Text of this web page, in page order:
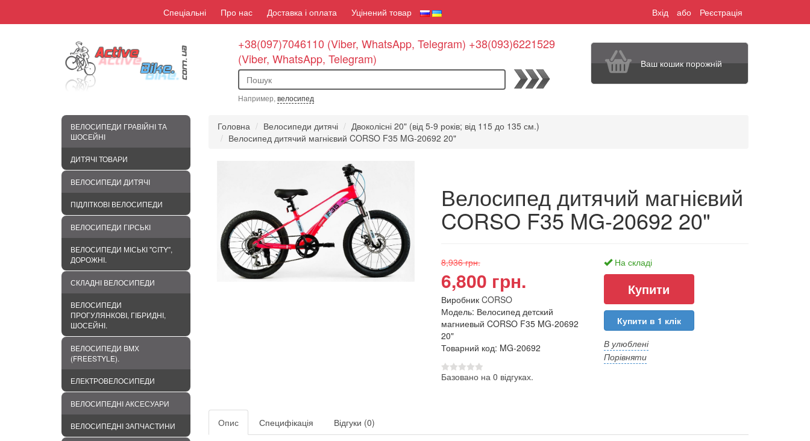
Спеціальні Про нас Доставка і оплата Уцінений товар Вхід або Реєстрація
+38(097)7046110 (Viber, WhatsApp, Telegram) +38(093)6221529
(Viber, WhatsApp, Telegram)
Пошук
Например, велосипед
Ваш кошик порожній
ВЕЛОСИПЕДИ ГРАВІЙНІ ТА
ШОСЕЙНІ
ДИТЯЧІ ТОВАРИ
ВЕЛОСИПЕДИ ДИТЯЧІ
ПІДЛІТКОВІ ВЕЛОСИПЕДИ
ВЕЛОСИПЕДИ ГІРСЬКІ
ВЕЛОСИПЕДИ МІСЬКІ "CITY",
ДОРОЖНІ.
СКЛАДНІ ВЕЛОСИПЕДИ
ВЕЛОСИПЕДИ
ПРОГУЛЯНКОВІ, ГІБРИДНІ,
ШОСЕЙНІ.
ВЕЛОСИПЕДИ BMХ
(FREESTYLE).
ЕЛЕКТРОВЕЛОСИПЕДИ
ВЕЛОСИПЕДНІ АКСЕСУАРИ
ВЕЛОСИПЕДНІ ЗАПЧАСТИНИ
Головна Велосипеди дитячі
Двоколісні 20" (від 5-9 років; від 115 до 135 см.)
Велосипед дитячий магнієвий CORSO F35 MG-20692 20"
Велосипед дитячий магнієвий
CORSO F35 MG-20692 20"
8,936 грн.
6,800 грн.
Виробник CORSO
Модель: Велосипед детский
магниевый CORSO F35 MG-20692
20"
Товарний код: MG-20692
Базовано на 0 відгуках.
На складі
Купити в 1 клік
В улюблені
Порівняти
Опис Специфікація Відгуки (0)